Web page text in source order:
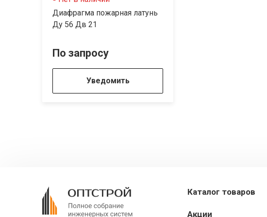
Диафрагма пожарная латунь
Ду 56 Дв 21
По запросу
Уведомить
Каталог товаров
Акции